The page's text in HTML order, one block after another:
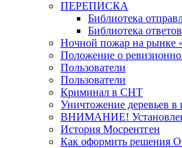
ПЕРЕПИСКА
Библиотека
Библиотека
Ночной пожар на рынке
Положение о
Пользователи
Пользователи
Криминал в СНТ
Уничтожение деревьев в
ВНИМАНИЕ!
История Мосрентген
Как оформить решения